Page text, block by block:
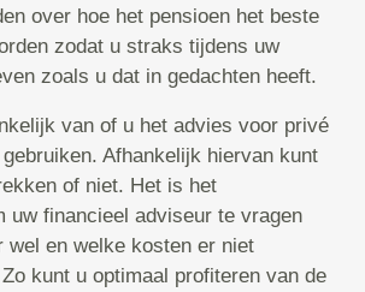
over hoe het pensioen het beste
zodat u straks tijdens uw
zoals u dat in gedachten heeft.
van of u het advies voor privé
Afhankelijk hiervan kunt
of niet. Het is het
uw financieel adviseur te vragen
wel en welke kosten er niet
kunt u optimaal profiteren van de